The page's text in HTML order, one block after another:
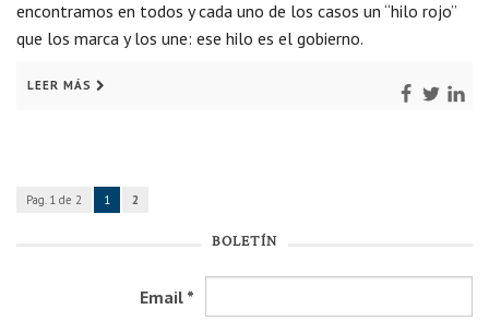
encontramos en todos y cada uno de los casos un “hilo rojo”
que los marca y los une: ese hilo es el gobierno.
LEER MÁS
Pag. 1 de 2 1 2
BOLETÍN
Email *